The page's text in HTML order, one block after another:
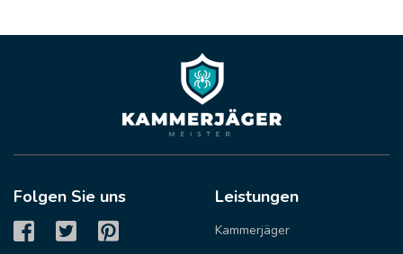
Folgen Sie uns Leistungen
Kammerjäger